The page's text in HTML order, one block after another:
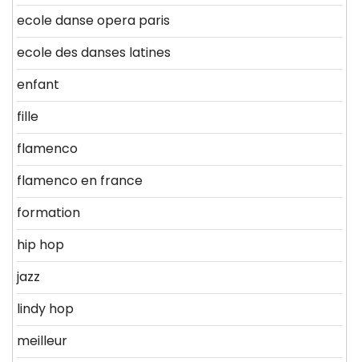
ecole danse opera paris
ecole des danses latines
enfant
fille
flamenco
flamenco en france
formation
hip hop
jazz
lindy hop
meilleur